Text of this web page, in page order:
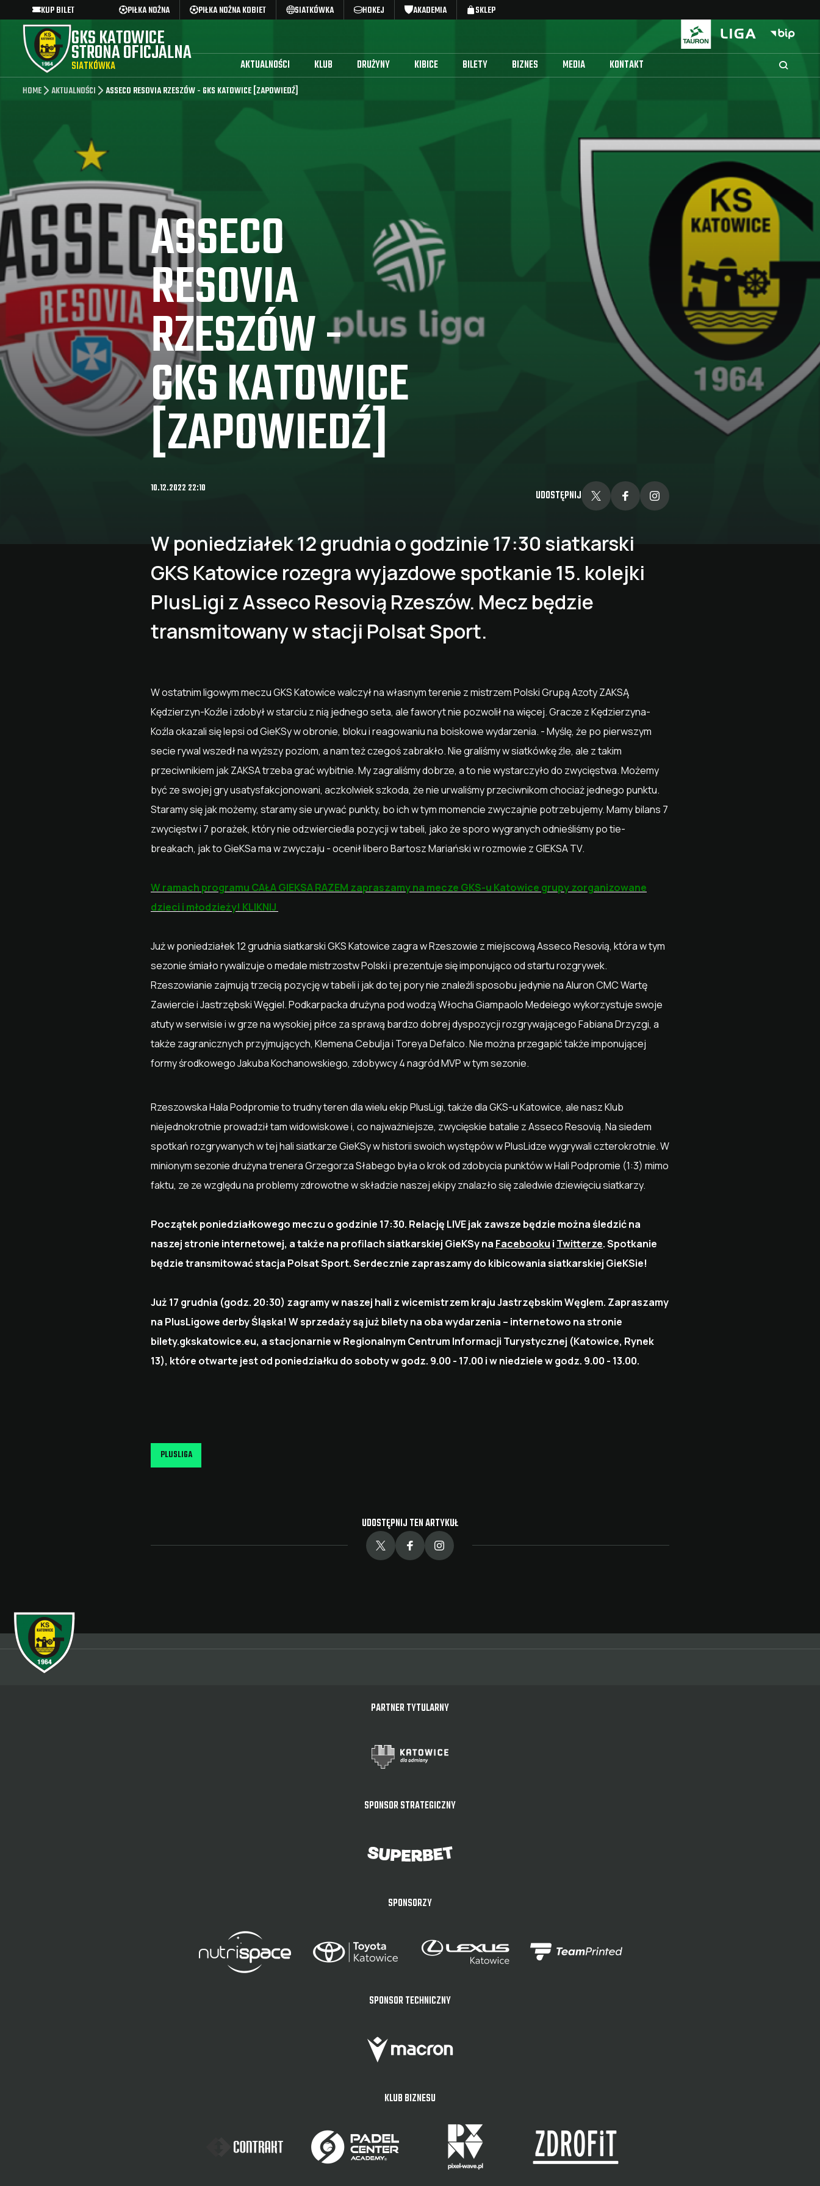
KUP BILET PIŁKA NOŻNA PIŁKA NOŻNA KOBIET SIATKÓWKA HOKEJ AKADEMIA SKLEP
GKS KATOWICE
STRONA OFICJALNA
SIATKÓWKA AKTUALNOŚCI KLUB DRUŻYNY KIBICE BILETY BIZNES MEDIA KONTAKT
HOME AKTUALNOŚCI ASSECO RESOVIA RZESZÓW - GKS KATOWICE [ZAPOWIEDŹ]
ASSECO
RESOVIA
RZESZÓW -
GKS KATOWICE
[ZAPOWIEDŹ]
10.12.2022 22:10 UDOSTĘPNIJ
W poniedziałek 12 grudnia o godzinie 17:30 siatkarski
GKS Katowice rozegra wyjazdowe spotkanie 15. kolejki
PlusLigi z Asseco Resovią Rzeszów. Mecz będzie
transmitowany w stacji Polsat Sport.
W ostatnim ligowym meczu GKS Katowice walczył na własnym terenie z mistrzem Polski Grupą Azoty ZAKSĄ
Kędzierzyn-Koźle i zdobył w starciu z nią jednego seta, ale faworyt nie pozwolił na więcej. Gracze z Kędzierzyna-
Koźla okazali się lepsi od GieKSy w obronie, bloku i reagowaniu na boiskowe wydarzenia. - Myślę, że po pierwszym
secie rywal wszedł na wyższy poziom, a nam też czegoś zabrakło. Nie graliśmy w siatkówkę źle, ale z takim
przeciwnikiem jak ZAKSA trzeba grać wybitnie. My zagraliśmy dobrze, a to nie wystarczyło do zwycięstwa. Możemy
być ze swojej gry usatysfakcjonowani, aczkolwiek szkoda, że nie urwaliśmy przeciwnikom chociaż jednego punktu.
Staramy się jak możemy, staramy sie urywać punkty, bo ich w tym momencie zwyczajnie potrzebujemy. Mamy bilans 7
zwycięstw i 7 porażek, który nie odzwierciedla pozycji w tabeli, jako że sporo wygranych odnieśliśmy po tie-
breakach, jak to GieKSa ma w zwyczaju - ocenił libero Bartosz Mariański w rozmowie z GIEKSA TV.
W ramach programu CAŁA GIEKSA RAZEM zapraszamy na mecze GKS-u Katowice grupy zorganizowane
dzieci i młodzieży! KLIKNIJ
Już w poniedziałek 12 grudnia siatkarski GKS Katowice zagra w Rzeszowie z miejscową Asseco Resovią, która w tym
sezonie śmiało rywalizuje o medale mistrzostw Polski i prezentuje się imponująco od startu rozgrywek.
Rzeszowianie zajmują trzecią pozycję w tabeli i jak do tej pory nie znaleźli sposobu jedynie na Aluron CMC Wartę
Zawiercie i Jastrzębski Węgiel. Podkarpacka drużyna pod wodzą Włocha Giampaolo Medeiego wykorzystuje swoje
atuty w serwisie i w grze na wysokiej piłce za sprawą bardzo dobrej dyspozycji rozgrywającego Fabiana Drzyzgi, a
także zagranicznych przyjmujących, Klemena Cebulja i Toreya Defalco. Nie można przegapić także imponującej
formy środkowego Jakuba Kochanowskiego, zdobywcy 4 nagród MVP w tym sezonie.
Rzeszowska Hala Podpromie to trudny teren dla wielu ekip PlusLigi, także dla GKS-u Katowice, ale nasz Klub
niejednokrotnie prowadził tam widowiskowe i, co najważniejsze, zwycięskie batalie z Asseco Resovią. Na siedem
spotkań rozgrywanych w tej hali siatkarze GieKSy w historii swoich występów w PlusLidze wygrywali czterokrotnie. W
minionym sezonie drużyna trenera Grzegorza Słabego była o krok od zdobycia punktów w Hali Podpromie (1:3) mimo
faktu, ze ze względu na problemy zdrowotne w składzie naszej ekipy znalazło się zaledwie dziewięciu siatkarzy.
Początek poniedziałkowego meczu o godzinie 17:30. Relację LIVE jak zawsze będzie można śledzić na
naszej stronie internetowej, a także na profilach siatkarskiej GieKSy na Facebooku i Twitterze. Spotkanie
będzie transmitować stacja Polsat Sport. Serdecznie zapraszamy do kibicowania siatkarskiej GieKSie!
Już 17 grudnia (godz. 20:30) zagramy w naszej hali z wicemistrzem kraju Jastrzębskim Węglem. Zapraszamy
na PlusLigowe derby Śląska! W sprzedaży są już bilety na oba wydarzenia – internetowo na stronie
bilety.gkskatowice.eu, a stacjonarnie w Regionalnym Centrum Informacji Turystycznej (Katowice, Rynek
13), które otwarte jest od poniedziałku do soboty w godz. 9.00 - 17.00 i w niedziele w godz. 9.00 - 13.00.
PLUSLIGA
UDOSTĘPNIJ TEN ARTYKUŁ
PARTNER TYTULARNY
SPONSOR STRATEGICZNY
SPONSORZY
SPONSOR TECHNICZNY
KLUB BIZNESU